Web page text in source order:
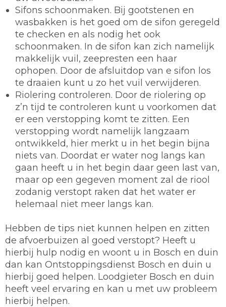
Sifons schoonmaken. Bij gootstenen en
wasbakken is het goed om de sifon geregeld
te checken en als nodig het ook
schoonmaken. In de sifon kan zich namelijk
makkelijk vuil, zeepresten een haar
ophopen. Door de afsluitdop van e sifon los
te draaien kunt u zo het vuil verwijderen.
Riolering controleren. Door de riolering op
z’n tijd te controleren kunt u voorkomen dat
er een verstopping komt te zitten. Een
verstopping wordt namelijk langzaam
ontwikkeld, hier merkt u in het begin bijna
niets van. Doordat er water nog langs kan
gaan heeft u in het begin daar geen last van,
maar op een gegeven moment zal de riool
zodanig verstopt raken dat het water er
helemaal niet meer langs kan.
Hebben de tips niet kunnen helpen en zitten
de afvoerbuizen al goed verstopt? Heeft u
hierbij hulp nodig en woont u in Bosch en duin
dan kan Ontstoppingsdienst Bosch en duin u
hierbij goed helpen. Loodgieter Bosch en duin
heeft veel ervaring en kan u met uw probleem
hierbij helpen.